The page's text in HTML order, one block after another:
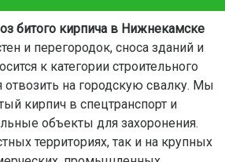
битого кирпича в Нижнекамске
и перегородок, сноса зданий и
к категории строительного
отвозить на городскую свалку. Мы
кирпич в спецтранспорт и
объекты для захоронения.
территориях, так и на крупных